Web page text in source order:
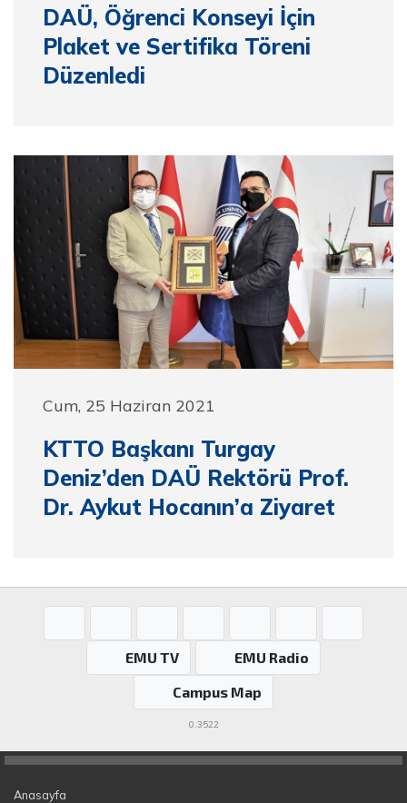
DAÜ, Öğrenci Konseyi İçin
Plaket ve Sertifika Töreni
Düzenledi
Cum, 25 Haziran 2021
KTTO Başkanı Turgay
Deniz’den DAÜ Rektörü Prof.
Dr. Aykut Hocanın’a Ziyaret
EMU TV
EMU Radio
Campus Map
0.3522
Anasayfa